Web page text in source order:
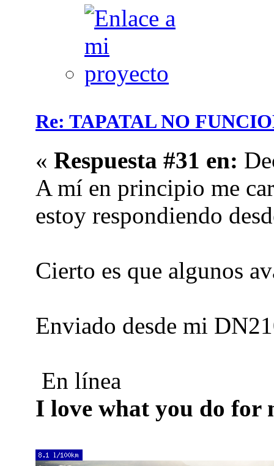
Re: TAPATAL NO
« Respuesta #31 en:
A mí en principio me
estoy respondiendo
Cierto es que algunos
Enviado desde mi
En línea
I love what you do for